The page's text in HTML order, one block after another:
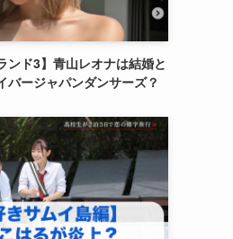
ンド3】青山レオナは結婚と
バージャパンダンサーズ？